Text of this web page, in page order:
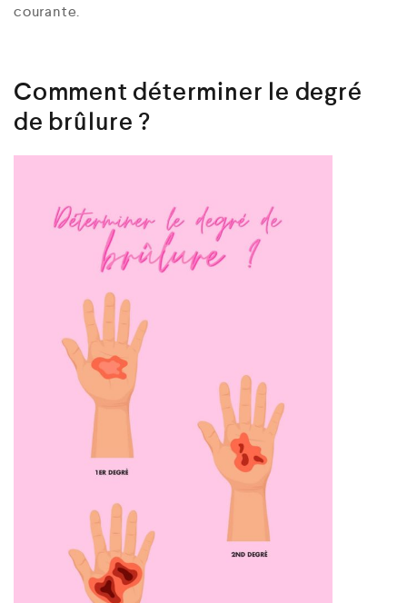
courante.
Comment déterminer le degré
de brûlure ?